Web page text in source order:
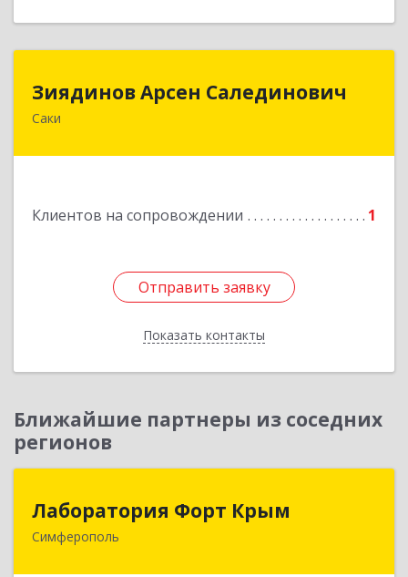
Зиядинов Арсен Салединович
Саки
Клиентов на сопровождении 1
Отправить заявку
Показать контакты
Отправить заявку
Назад
Ближайшие партнеры из соседних
регионов
Лаборатория Форт Крым
Симферополь
295034, Крым Респ, Симферополь г, Киевская